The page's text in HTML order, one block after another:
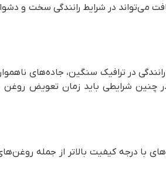
اعلام می‌کنند. این مسافت می‌تواند در شرایط رانندگی سخت و
در ترافیک سنگین، جاده‌های
چنین شرایطی باید زمان تعویض روغن
با درجه کیفیت بالاتر از جمله